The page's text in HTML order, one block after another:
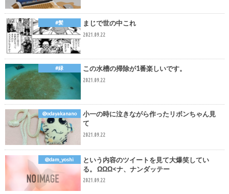
#髪 まじで世の中これ
2021.09.22
#緑 この水槽の掃除が1番楽しいです。
2021.09.22
@odayakanano
小一の時に泣きながら作ったリボンちゃん見
て
2021.09.22
@dam_yoshi
という内容のツイートを見て大爆笑してい
る。 ΩΩΩ<ナ、ナンダッテー
2021.09.22